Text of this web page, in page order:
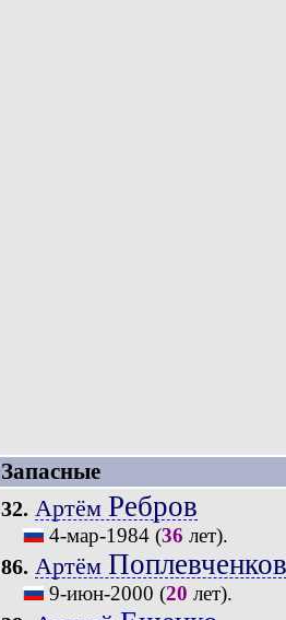
Запасные
32. Артём Ребров
4-мар-1984(36 лет).
86. Артём Поплевченков
9-июн-2000 (20 лет).